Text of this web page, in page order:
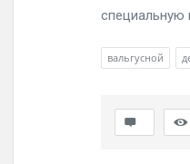
специальную
вальгусной